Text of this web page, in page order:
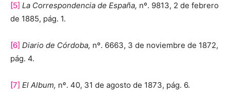
[5] La Correspondencia de España, nº. 9813, 2 de febrero
de 1885, pág. 1.
[6] Diario de Córdoba, nº. 6663, 3 de noviembre de 1872,
pág. 4.
[7] El Album, nº. 40, 31 de agosto de 1873, pág. 6.